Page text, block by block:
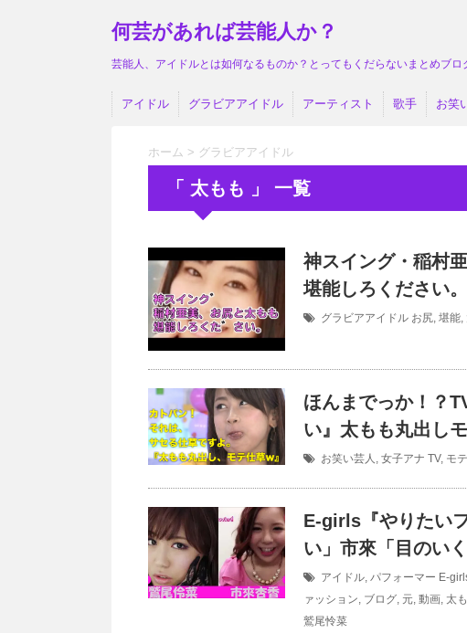
何芸があれば芸能人か？
芸能人、アイドルとは如何なるものか？とってもくだらないまとめブロ
アイドル グラビアアイドル アーティスト 歌手 お笑
ホーム > グラビアアイドル
「 太もも 」 一覧
神スイング・稲村
堪能しろください。
グラビアアイドル お尻, 堪能,
ほんまでっか！？
い』太もも丸出し
お笑い芸人 女子アナ TV, モ
E-girls『やりたい
い」市來「目のい
アイドル パフォーマー E-
ァッション ブログ 元 動画 太
鷲尾怜菜